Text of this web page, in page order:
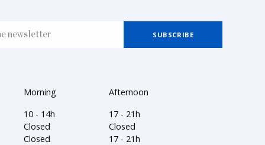
Morning
Afternoon
10 - 14h
17 - 21h
Closed
Closed
Closed 17 - 21h